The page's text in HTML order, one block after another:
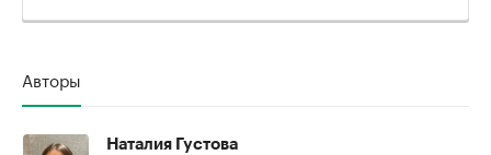
Авторы
Наталия Густова